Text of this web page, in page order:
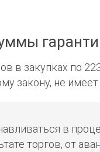
в закупках по
закону, не
в
торгов, от